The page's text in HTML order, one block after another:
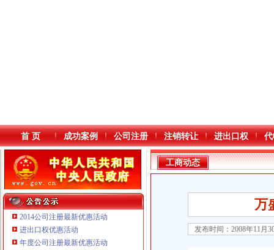
本站导航
首 页 成功案例 公司注册 注销转让 进出口权
2014公司注册最新优惠活动
进出口权优惠活动
年度公司注册最新优惠活动
工商动态
万
发布时间：2008年11月